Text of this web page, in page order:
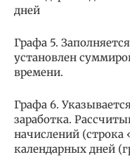
дней
Графа 5.
установлен
времени.
Графа 6.
заработка.
начислений (строка
календарных дней